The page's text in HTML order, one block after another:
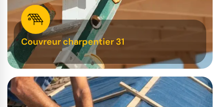
Couvreur charpentier 31